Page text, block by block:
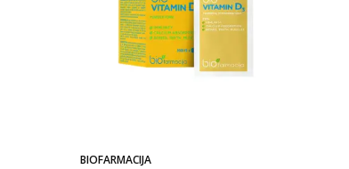
BIOFARMACIJA